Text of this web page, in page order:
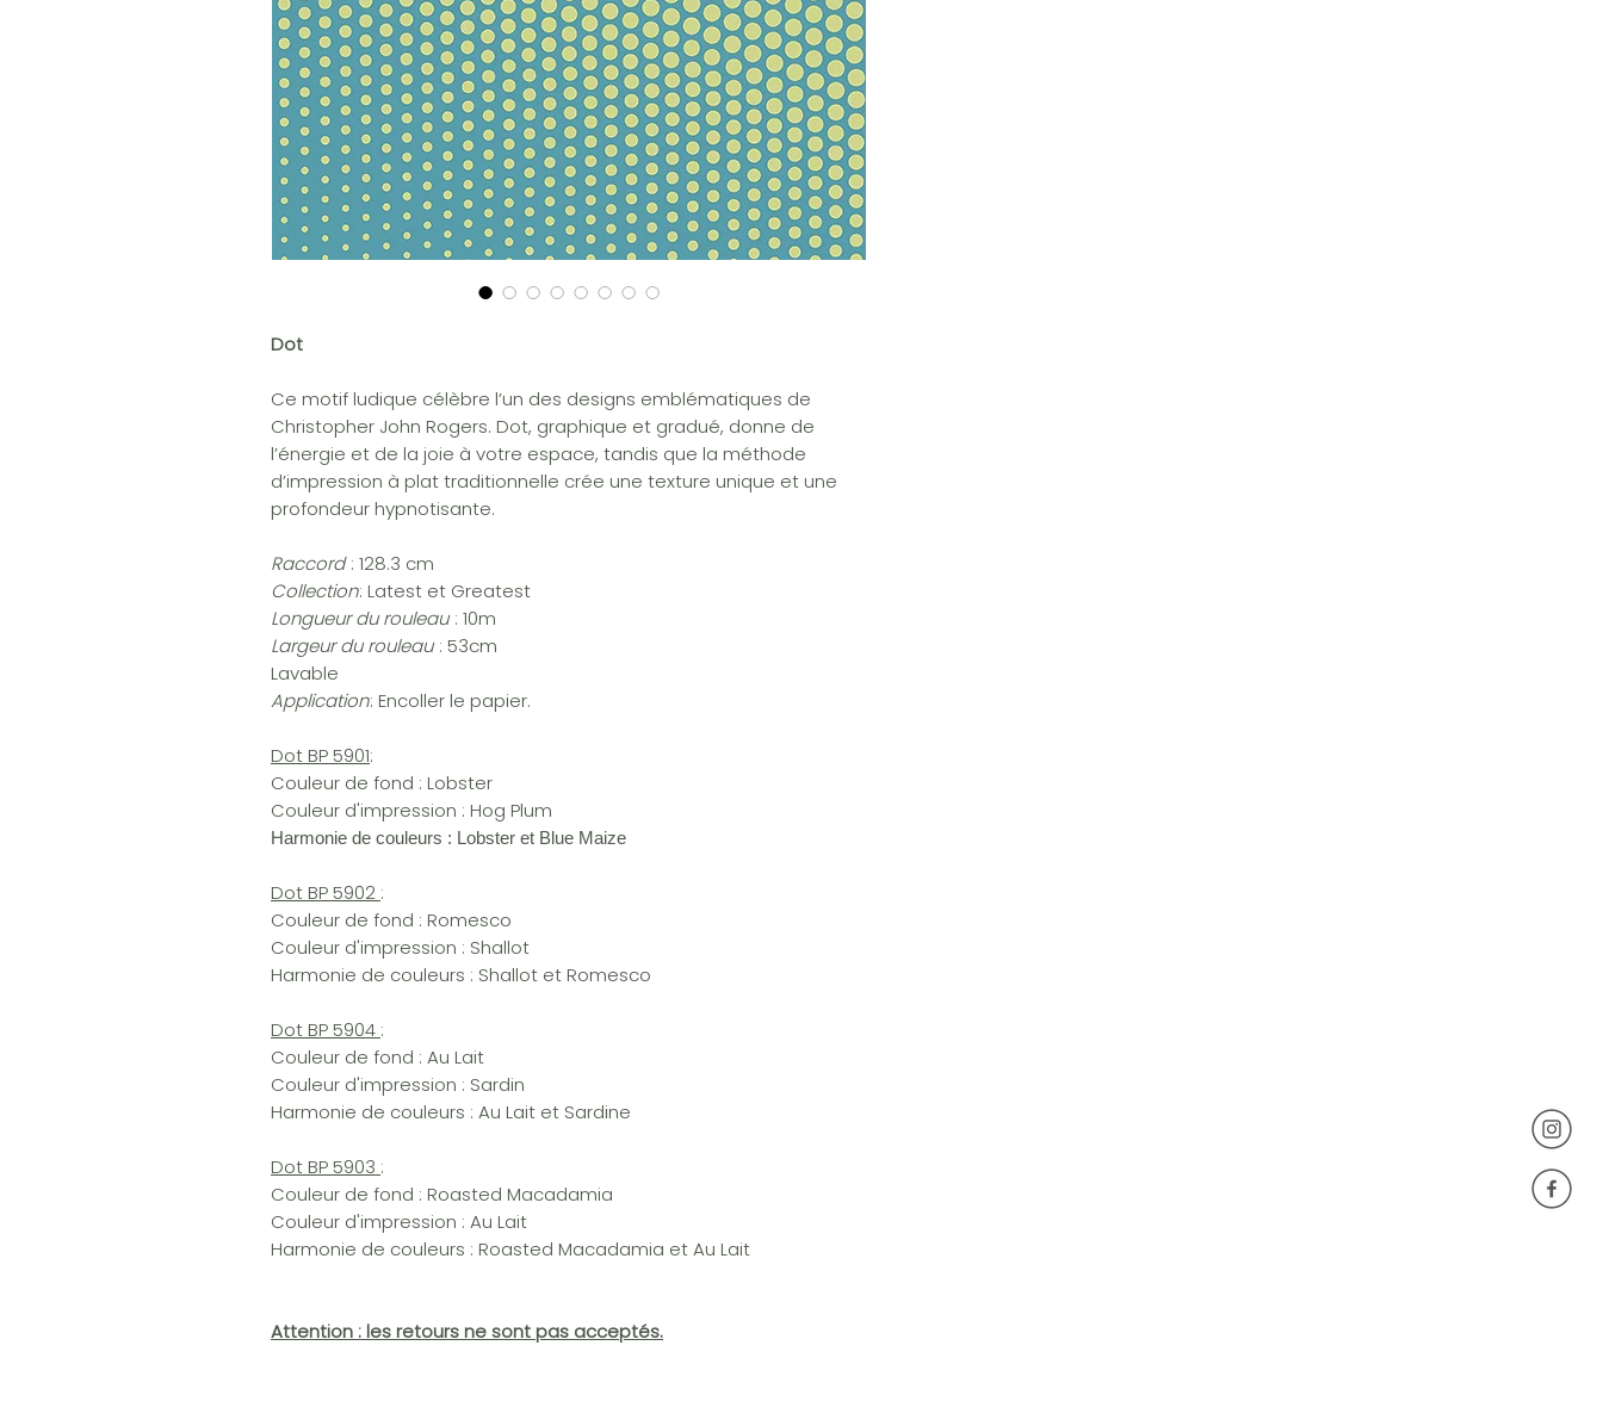
Dot
Ce motif ludique célèbre l’un des designs emblématiques de
Christopher John Rogers. Dot, graphique et gradué, donne de
l’énergie et de la joie à votre espace, tandis que la méthode
d’impression à plat traditionnelle crée une texture unique et une
profondeur hypnotisante.
Raccord: 128.3 cm
Collection: Latest et Greatest
Longueur du rouleau: 10m
Largeur du rouleau: 53cm
Lavable
Application: Encoller le papier.
Dot BP 5901:
Couleur de fond : Lobster
Couleur d'impression : Hog Plum
Harmonie de couleurs : Lobster et Blue Maize
Dot BP 5902 :
Couleur de fond : Romesco
Couleur d'impression : Shallot
Harmonie de couleurs : Shallot et Romesco
Dot BP 5904 :
Couleur de fond : Au Lait
Couleur d'impression : Sardin
Harmonie de couleurs : Au Lait et Sardine
Dot BP 5903 :
Couleur de fond : Roasted Macadamia
Couleur d'impression : Au Lait
Harmonie de couleurs : Roasted Macadamia et Au Lait
Attention : les retours ne sont pas acceptés.